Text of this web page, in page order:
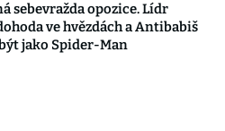
sebevražda opozice. Lídr
ve hvězdách a Antibabiš
jako Spider-Man